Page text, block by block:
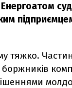
тяжко.
боржників